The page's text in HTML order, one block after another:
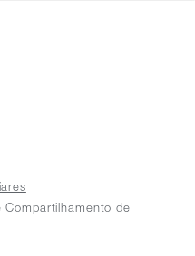
Compartilhamento de